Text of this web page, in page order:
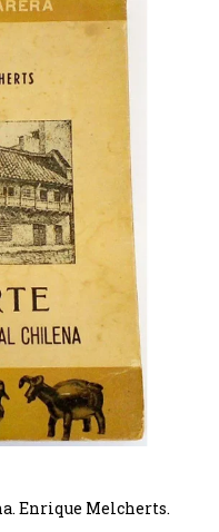
Enrique Melcherts.